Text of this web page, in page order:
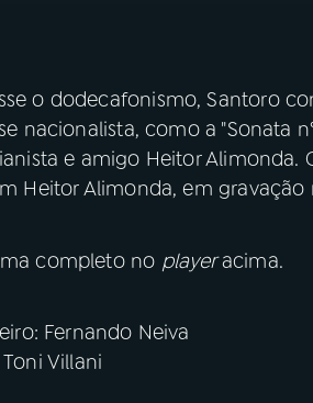
o dodecafonismo, Santoro
nacionalista, como a "Sonata
e amigo Heitor Alimonda.
Heitor Alimonda, em gravação
completo no playeracima.
Fernando Neiva
Villani